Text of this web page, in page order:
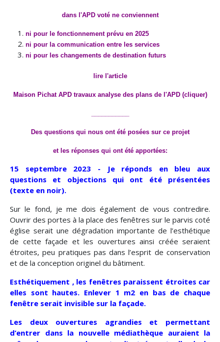
dans l'APD voté ne conviennent
ni pour le fonctionnement prévu en 2025
ni pour la communication entre les services
ni pour les changements de destination futurs
lire l'article
Maison Pichat APD travaux analyse des plansde l'APD (cliquer)
Des questions qui nous ont été posées sur ce projet
et les réponses qui ont été apportées:
15 septembre 2023 - Je réponds en bleu aux
questions et objections qui ont été présentées
(texte en noir).
Sur le fond, je me dois également de vous contredire.
Ouvrir des portes à la place des fenêtres sur le parvis coté
église serait une dégradation importante de l’esthétique
de cette façade et les ouvertures ainsi créée seraient
étroites, peu pratiques pas dans l’esprit de conservation
et de la conception originel du bâtiment.
Esthétiquement , les fenêtres paraissent étroites car
elles sont hautes. Enlever 1 m2 en bas de chaque
fenêtre serait invisible sur la façade.
Les deux ouvertures agrandies et permettant
d’entrer dans la nouvelle médiathèque auraient la